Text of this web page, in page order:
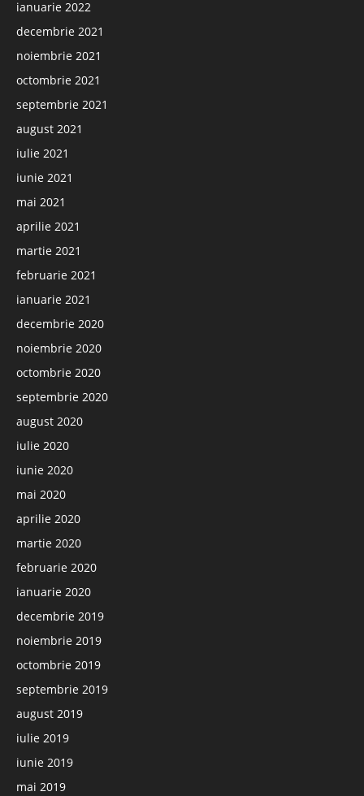
ianuarie 2022
decembrie 2021
noiembrie 2021
octombrie 2021
septembrie 2021
august 2021
iulie 2021
iunie 2021
mai 2021
aprilie 2021
martie 2021
februarie 2021
ianuarie 2021
decembrie 2020
noiembrie 2020
octombrie 2020
septembrie 2020
august 2020
iulie 2020
iunie 2020
mai 2020
aprilie 2020
martie 2020
februarie 2020
ianuarie 2020
decembrie 2019
noiembrie 2019
octombrie 2019
septembrie 2019
august 2019
iulie 2019
iunie 2019
mai 2019